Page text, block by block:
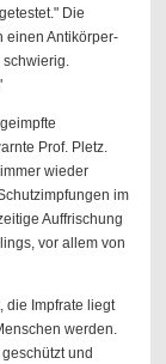
Die
einen Antikörper-
schwierig.
Prof. Pletz.
wieder
im
Auffrischung
vor allem von
die Impfrate liegt
werden.
und